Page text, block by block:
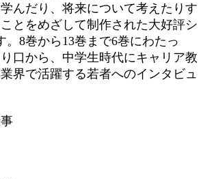
んだり、将来について考えたりす
とをめざして制作された大好評シ
。8巻から13巻まで6巻にわたっ
口から、中学生時代にキャリア教
界で活躍する若者へのインタビュ